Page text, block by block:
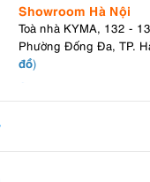
Showroom Hà Nội
Toà nhà KYMA, 132 -
Phường Đống Đa, TP.
đồ)